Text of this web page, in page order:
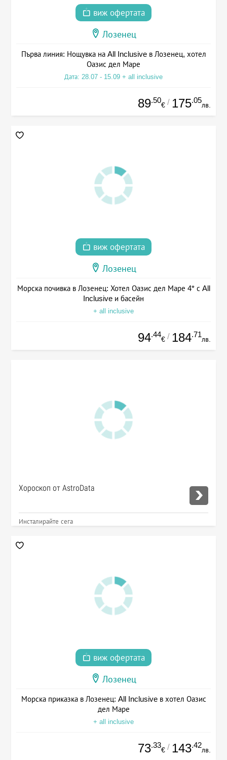
виж офертата
Лозенец
Първа линия: Нощувка на All Inclusive в Лозенец, хотел
Оазис дел Маре
Дата: 28.07 - 15.09 + all inclusive
89.50
€ / 175.05
лв.
виж офертата
Лозенец
Морска почивка в Лозенец: Хотел Оазис дел Маре 4* с All
Inclusive и басейн
+ all inclusive
94.44
€ / 184.71
лв.
Хороскоп от AstroData
Инсталирайте сега
виж офертата
Лозенец
Морска приказка в Лозенец: All Inclusive в хотел Оазис
дел Маре
+ all inclusive
73.33
€ / 143.42
лв.